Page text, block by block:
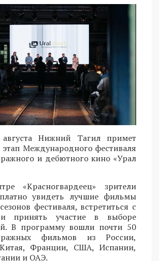
Нижний Тагил примет
Международного фестиваля
и дебютного кино «Урал
«Красногвардеец» зрители
увидеть лучшие фильмы
фестиваля, встретиться с
принять участие в выборе
В программу вошли почти 50
фильмов из России,
Франции, США, Испании,
и ОАЭ.